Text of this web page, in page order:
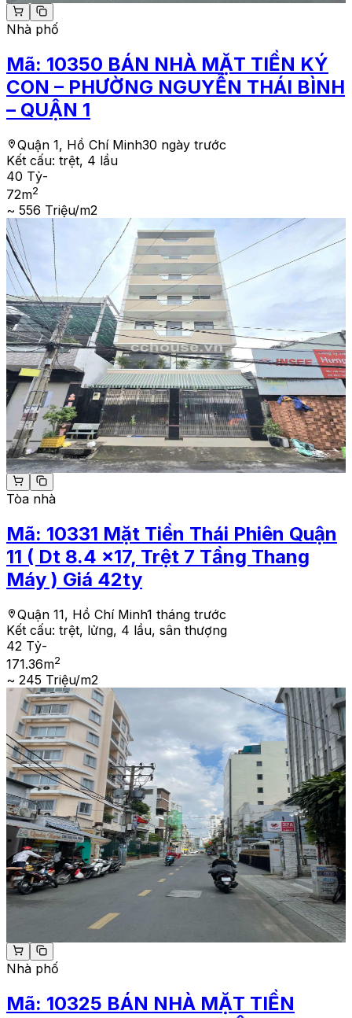
Nhà phố
Mã: 10350 BÁN NHÀ MẶT TIỀN KÝ
CON – PHƯỜNG NGUYỄN THÁI BÌNH
– QUẬN 1
Quận 1, Hồ Chí Minh30 ngày trước
Kết cấu: trệt, 4 lầu
40 Tỷ-
72m2
~ 556 Triệu/m2
Tòa nhà
Mã: 10331 Mặt Tiền Thái Phiên Quận
11 ( Dt 8.4 x17, Trệt 7 Tầng Thang
Máy ) Giá 42ty
Quận 11, Hồ Chí Minh1 tháng trước
Kết cấu: trệt, lửng, 4 lầu, sân thượng
42 Tỷ-
171.36m2
~ 245 Triệu/m2
Nhà phố
Mã: 10325 BÁN NHÀ MẶT TIỀN